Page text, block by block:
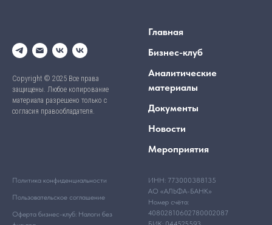
Copyright © 2025 Все права
защищены. Любое копирование
материала разрешено только с
согласия правообладателя.
Главная
Бизнес-клуб
Аналитические
материалы
Документы
Новости
Мероприятия
Политика конфиденциальности
Пользовательское соглашение
Оферта бизнес-клуб: Налоги без
ИНН: 773000388135
АО «АЛЬФА-БАНК»
Номер счёта:
40802810602780002087